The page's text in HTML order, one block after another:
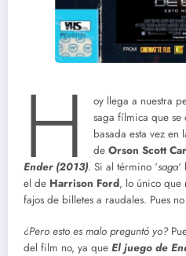
H oy llega a nuestra
saga fílmica que se
basada esta vez
deOrson Scott
Ender (2013). Si al término ‘saga‘
el de Harrison Ford, lo único que
fajos de billetes a raudales. Pues
¿Pero esto es malo preguntó yo?
del film no, ya que El juego de